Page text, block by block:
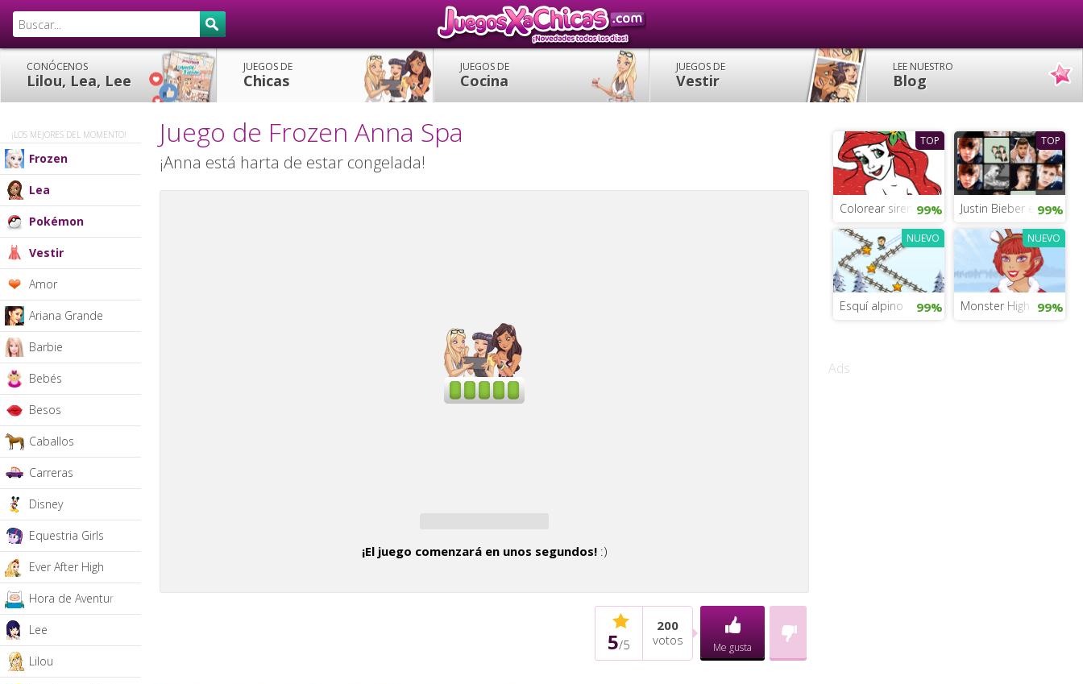
CONÓCENOS
Lilou, Lea, Lee
JUEGOS DE
Chicas
JUEGOS DE
Cocina
JUEGOS DE
Vestir
LEE NUESTRO
Blog
¡LOS MEJORES DEL MOMENTO!
Frozen
Lea
Pokémon
Vestir
Amor
Ariana Grande
Barbie
Bebés
Besos
Caballos
Carreras
Disney
Equestria Girls
Ever After High
Hora de Aventura
Lee
Lilou
Juego de Frozen Anna Spa
¡Anna está harta de estar congelada!
¡El juego comenzará en unos segundos!:)
5/5
200
votos
Me gusta
TOP
Colorear sirenas del mar
99%
TOP
Justin Bieber en99%
NUEVO
Esquí alpino 99%
NUEVO
Monster High Lady
99%
Ads